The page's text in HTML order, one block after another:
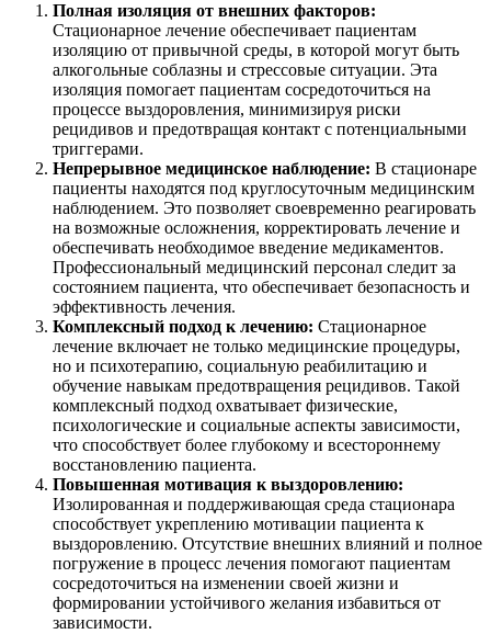
Полная изоляция от внешних факторов:
Стационарное лечение обеспечивает пациентам
изоляцию от привычной среды, в которой могут быть
алкогольные соблазны и стрессовые ситуации. Эта
изоляция помогает пациентам сосредоточиться на
процессе выздоровления, минимизируя риски
рецидивов и предотвращая контакт с потенциальными
триггерами.
Непрерывное медицинское наблюдение: В стационаре
пациенты находятся под круглосуточным медицинским
наблюдением. Это позволяет своевременно реагировать
на возможные осложнения, корректировать лечение и
обеспечивать необходимое введение медикаментов.
Профессиональный медицинский персонал следит за
состоянием пациента, что обеспечивает безопасность и
эффективность лечения.
Комплексный подход к лечению: Стационарное
лечение включает не только медицинские процедуры,
но и психотерапию, социальную реабилитацию и
обучение навыкам предотвращения рецидивов. Такой
комплексный подход охватывает физические,
психологические и социальные аспекты зависимости,
что способствует более глубокому и всестороннему
восстановлению пациента.
Повышенная мотивация к выздоровлению:
Изолированная и поддерживающая среда стационара
способствует укреплению мотивации пациента к
выздоровлению. Отсутствие внешних влияний и полное
погружение в процесс лечения помогают пациентам
сосредоточиться на изменении своей жизни и
формировании устойчивого желания избавиться от
зависимости.